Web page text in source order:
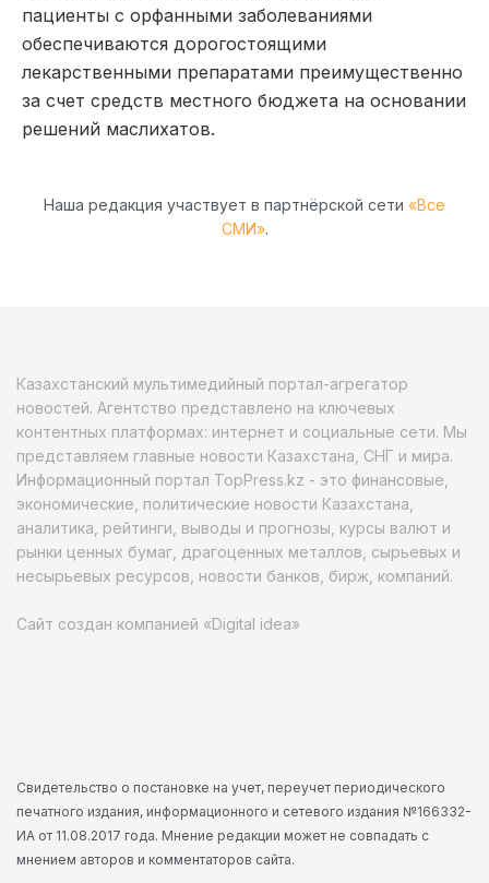
пациенты с орфанными заболеваниями
обеспечиваются дорогостоящими
лекарственными препаратами преимущественно
за счет средств местного бюджета на основании
решений маслихатов.
Наша редакция участвует в партнёрской сети «Все
СМИ».
Казахстанский мультимедийный портал-агрегатор
новостей. Агентство представлено на ключевых
контентных платформах: интернет и социальные сети. Мы
представляем главные новости Казахстана, СНГ и мира.
Информационный портал TopPress.kz - это финансовые,
экономические, политические новости Казахстана,
аналитика, рейтинги, выводы и прогнозы, курсы валют и
рынки ценных бумаг, драгоценных металлов, сырьевых и
несырьевых ресурсов, новости банков, бирж, компаний.
Сайт создан компанией «Digital idea»
Свидетельство о постановке на учет, переучет периодического
печатного издания, информационного и сетевого издания №166332-
ИА от 11.08.2017 года. Мнение редакции может не совпадать с
мнением авторов и комментаторов сайта.